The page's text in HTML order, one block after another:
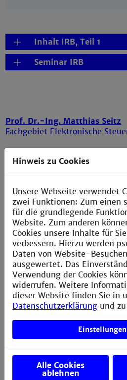
Inhalt IRB, Teil 1
Seminar IRB
Prof. Dr.-Ing. Matthias Seitz
Fachgebiet Elektronische
Lehrveranstaltungen
Speicherprogrammierbare
Fabrikautomation (RFA)
Prozessleittechnik (PLT)
Systemtheorie (SYT)
Adaptive Regelsysteme
Industrielle Robotik (IRB)
Projekte
Themen
Projekt-und
Publikationen
Lehrbuch mit SPS-Lern- und
Hinweis zu Cookies
Unsere Webseite verwendet
zwei Funktionen: Zum einen
für die grundlegende
Website. Zum anderen
Cookies unsere Inhalte für
verbessern. Hierzu werden
Daten von Website-
ausgewertet. Das
Verwendung der Cookies
widerrufen. Weitere
dieser Website finden Sie in
Datenschutzerklärung und
Einstellungen
Alle Cookies
ablehnen